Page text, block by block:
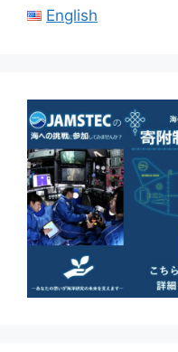
English